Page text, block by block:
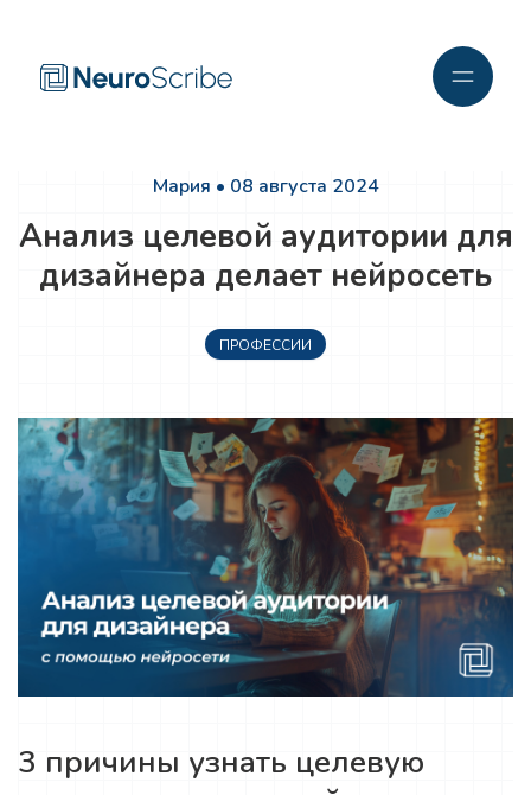
Мария • 08 августа 2024
Анализ целевой аудитории для
дизайнера делает нейросеть
ПРОФЕССИИ
3 причины узнать целевую